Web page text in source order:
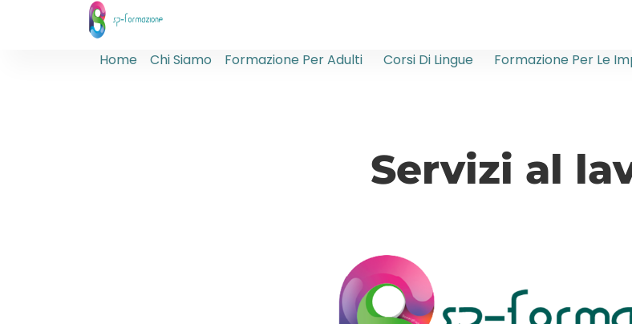
Home Chi Siamo Formazione Per Adulti Corsi Di Lingue Formazione Per Le
Servizi al